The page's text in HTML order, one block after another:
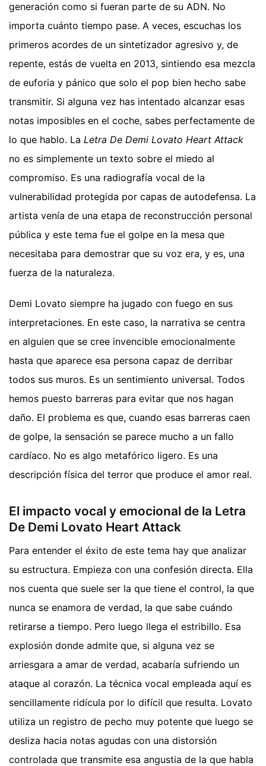
generación como si fueran parte de su ADN. No
importa cuánto tiempo pase. A veces, escuchas los
primeros acordes de un sintetizador agresivo y, de
repente, estás de vuelta en 2013, sintiendo esa mezcla
de euforia y pánico que solo el pop bien hecho sabe
transmitir. Si alguna vez has intentado alcanzar esas
notas imposibles en el coche, sabes perfectamente de
lo que hablo. La Letra De Demi Lovato Heart Attack
no es simplemente un texto sobre el miedo al
compromiso. Es una radiografía vocal de la
vulnerabilidad protegida por capas de autodefensa. La
artista venía de una etapa de reconstrucción personal
pública y este tema fue el golpe en la mesa que
necesitaba para demostrar que su voz era, y es, una
fuerza de la naturaleza.
Demi Lovato siempre ha jugado con fuego en sus
interpretaciones. En este caso, la narrativa se centra
en alguien que se cree invencible emocionalmente
hasta que aparece esa persona capaz de derribar
todos sus muros. Es un sentimiento universal. Todos
hemos puesto barreras para evitar que nos hagan
daño. El problema es que, cuando esas barreras caen
de golpe, la sensación se parece mucho a un fallo
cardíaco. No es algo metafórico ligero. Es una
descripción física del terror que produce el amor real.
El impacto vocal y emocional de la Letra
De Demi Lovato Heart Attack
Para entender el éxito de este tema hay que analizar
su estructura. Empieza con una confesión directa. Ella
nos cuenta que suele ser la que tiene el control, la que
nunca se enamora de verdad, la que sabe cuándo
retirarse a tiempo. Pero luego llega el estribillo. Esa
explosión donde admite que, si alguna vez se
arriesgara a amar de verdad, acabaría sufriendo un
ataque al corazón. La técnica vocal empleada aquí es
sencillamente ridícula por lo difícil que resulta. Lovato
utiliza un registro de pecho muy potente que luego se
desliza hacia notas agudas con una distorsión
controlada que transmite esa angustia de la que habla